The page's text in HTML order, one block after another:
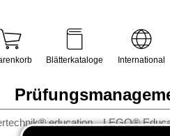
education LEGO®
Blätterkataloge International